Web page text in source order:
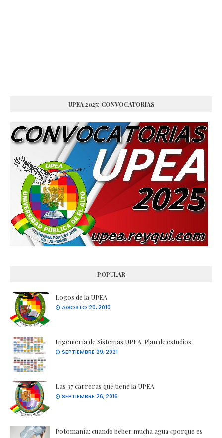
UPEA 2025: CONVOCATORIAS
POPULAR
Logos de la UPEA
AGOSTO 20, 2010
Ingeniería de Sistemas UPEA: Plan de estudios
SEPTIEMBRE 29, 2021
Las 37 carreras que tiene la UPEA
SEPTIEMBRE 26, 2016
Potomanía: cuando beber mucha agua «porque es